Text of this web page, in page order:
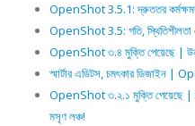
OpenShot 3.5.1: দ্রুততর
OpenShot 3.5: গতি, স্থিতিশীলতা
OpenShot ৩.৪ মুক্তি পেয়েছে |
স্মার্টার এডিটস, চমৎকার ডিজাইন
OpenShot ৩.২.১ মুক্তি পেয়েছে |
মসৃণ লঞ্চ!